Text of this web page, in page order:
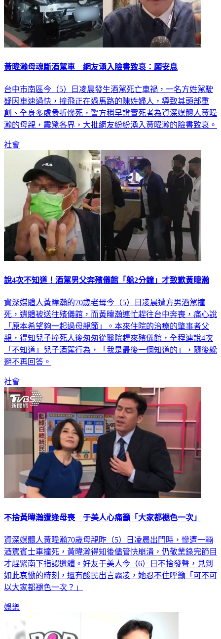
黃暐瀚母魂斷酒駕車 網友湧入臉書致哀：願安息
台中市南區今（5）日凌晨發生酒駕死亡車禍，一名方姓駕駛
疑因車速過快，撞飛正在過馬路的陳姓婦人，導致其頭部重
創、全身多處骨折慘死，警方稍早證實死者為資深媒體人黃暐
瀚的母親，震驚各界，大批網友紛紛湧入黃暐瀚的臉書致哀。
社會
說4次不知道！酒駕男父奔殯儀館「躲2分鐘」才致歉黃暐瀚
資深媒體人黃暐瀚的70歲老母今（5）日凌晨遭方男酒駕撞
死，遺體被送往殯儀館，而黃暐瀚連忙趕往台中奔喪，痛心說
「原本希望夠一起過母親節」。本來住院的治療的肇事者父
親，得知兒子撞死人後匆匆從醫院趕來殯儀館，全程連說4次
「不知道」兒子酒駕行為，「我是最後一個知道的」，隨後躲
避不再回答。
社會
不捨黃暐瀚遭逢母喪 于美人心痛籲「大家都褪色一次」
資深媒體人黃暐瀚70歲母親昨（5）日凌晨出門時，慘遭一輛
酒駕賓士車撞死，黃暐瀚得知後儘管快崩潰，仍敬業錄完節目
才趕緊南下指認遺體。好友于美人今（6）日不捨發聲，見到
如此哀慟的時刻，還有酸民出言霸凌，她忍不住呼籲「可不可
以大家都褪色一次？」
娛樂